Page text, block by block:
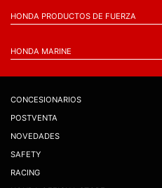
HONDA PRODUCTOS DE FUERZA
HONDA MARINE
CONCESIONARIOS
POSTVENTA
NOVEDADES
SAFETY
RACING